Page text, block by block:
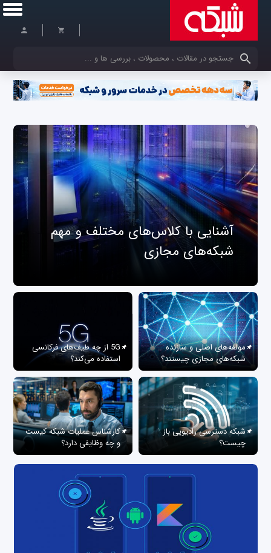
کلمات کلیدی خود را وارد کنید
آشنایی با کلاس‌های مختلف و مهم
شبکه‌های مجازی
مولفه‌های اصلی و سازنده
شبکه‌های مجازی چیستند؟
5G از چه طیف‌های فرکانسی
استفاده می‌کند؟
شبکه دسترسی رادیویی باز
چیست؟
کارشناس عملیات شبکه کیست
و چه وظایفی دارد؟